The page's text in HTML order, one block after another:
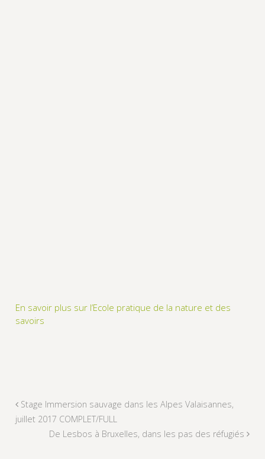
En savoir plus sur l’Ecole pratique de la nature et des
savoirs
Stage Immersion sauvage dans les Alpes Valaisannes,
juillet 2017 COMPLET/FULL
De Lesbos à Bruxelles, dans les pas des réfugiés